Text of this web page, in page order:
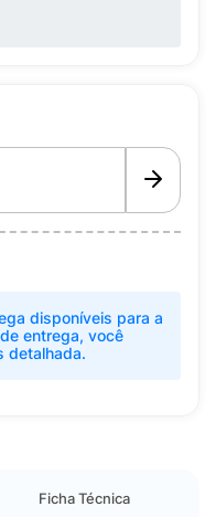
disponíveis para a
entrega, você
detalhada.
Ficha Técnica